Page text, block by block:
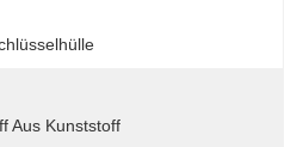
Aus Kunststoff